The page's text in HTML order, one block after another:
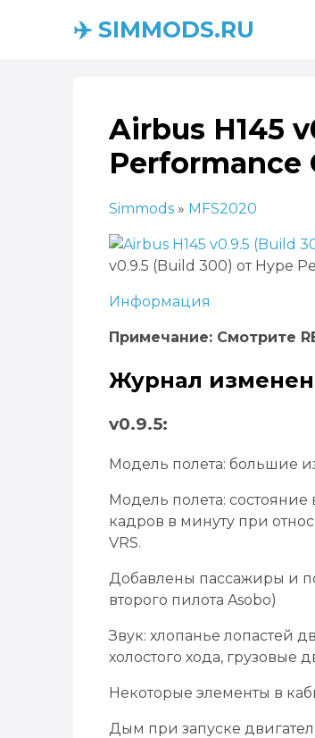
✈️ SIMMODS.RU
Airbus H145
Performance
Simmods » MFS2020
v0.9.5 (Build 300) от Hype
Информация
Примечание: Смотрите
Журнал
v0.9.5:
Модель полета: большие
Модель полета:
кадров в минуту при
VRS.
Добавлены пассажиры и
второго пилота Asobo)
Звук: хлопанье лопастей
холостого хода, грузовые
Некоторые элементы в
Дым при запуске